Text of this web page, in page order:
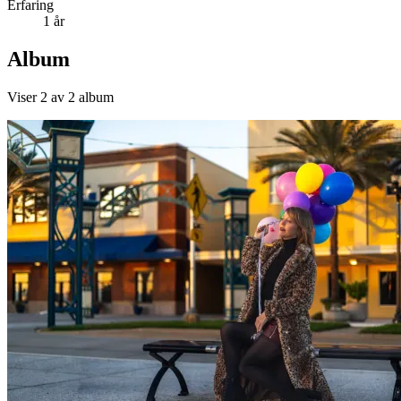
Erfaring
1 år
Album
Viser 2 av 2 album